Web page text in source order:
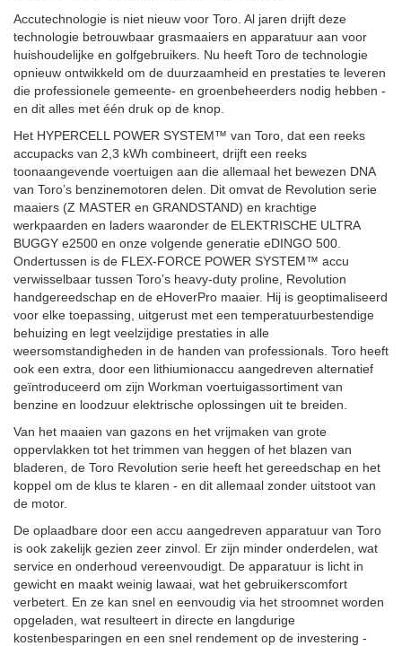
Accutechnologie is niet nieuw voor Toro. Al jaren drijft deze
technologie betrouwbaar grasmaaiers en apparatuur aan voor
huishoudelijke en golfgebruikers. Nu heeft Toro de technologie
opnieuw ontwikkeld om de duurzaamheid en prestaties te leveren
die professionele gemeente- en groenbeheerders nodig hebben -
en dit alles met één druk op de knop.
Het HYPERCELL POWER SYSTEM™ van Toro, dat een reeks
accupacks van 2,3 kWh combineert, drijft een reeks
toonaangevende voertuigen aan die allemaal het bewezen DNA
van Toro’s benzinemotoren delen. Dit omvat de Revolution serie
maaiers (Z MASTER en GRANDSTAND) en krachtige
werkpaarden en laders waaronder de ELEKTRISCHE ULTRA
BUGGY e2500 en onze volgende generatie eDINGO 500.
Ondertussen is de FLEX-FORCE POWER SYSTEM™ accu
verwisselbaar tussen Toro’s heavy-duty proline, Revolution
handgereedschap en de eHoverPro maaier. Hij is geoptimaliseerd
voor elke toepassing, uitgerust met een temperatuurbestendige
behuizing en legt veelzijdige prestaties in alle
weersomstandigheden in de handen van professionals. Toro heeft
ook een extra, door een lithiumionaccu aangedreven alternatief
geïntroduceerd om zijn Workman voertuigassortiment van
benzine en loodzuur elektrische oplossingen uit te breiden.
Van het maaien van gazons en het vrijmaken van grote
oppervlakken tot het trimmen van heggen of het blazen van
bladeren, de Toro Revolution serie heeft het gereedschap en het
koppel om de klus te klaren - en dit allemaal zonder uitstoot van
de motor.
De oplaadbare door een accu aangedreven apparatuur van Toro
is ook zakelijk gezien zeer zinvol. Er zijn minder onderdelen, wat
service en onderhoud vereenvoudigt. De apparatuur is licht in
gewicht en maakt weinig lawaai, wat het gebruikerscomfort
verbetert. En ze kan snel en eenvoudig via het stroomnet worden
opgeladen, wat resulteert in directe en langdurige
kostenbesparingen en een snel rendement op de investering -